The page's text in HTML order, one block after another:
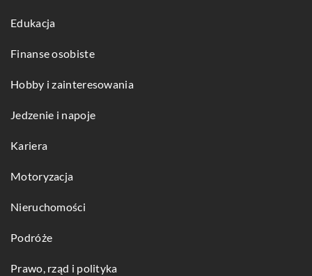
Edukacja
Finanse osobiste
Hobby i zainteresowania
Jedzenie i napoje
Kariera
Motoryzacja
Nieruchomości
Podróże
Prawo, rząd i polityka